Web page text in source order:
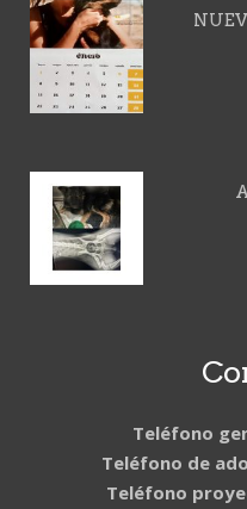
Teléfono
Teléfono de
Teléfono